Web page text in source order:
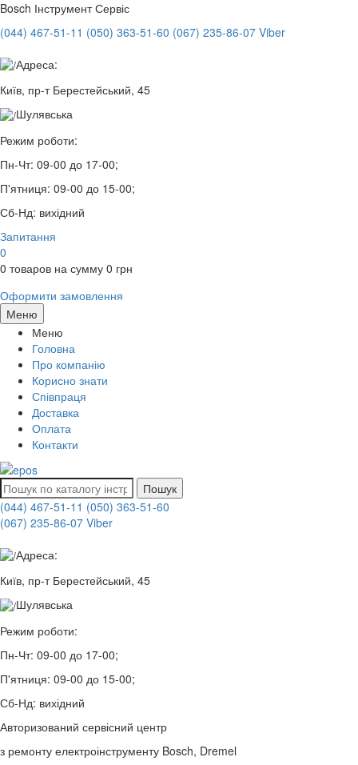
Bosch Інструмент Сервіс
(044) 467-51-11 (050) 363-51-60 (067) 235-86-07 Viber
Адреса:
Київ, пр-т Берестейський, 45
Шулявська
Режим роботи:
Пн-Чт: 09-00 до 17-00;
П'ятниця: 09-00 до 15-00;
Сб-Нд: вихідний
Запитання
0
0 товаров на сумму 0 грн
Оформити замовлення
Меню
Меню
Головна
Про компанію
Корисно знати
Співпраця
Доставка
Оплата
Контакти
Пошук
(044) 467-51-11 (050) 363-51-60
(067) 235-86-07 Viber
Адреса:
Київ, пр-т Берестейський, 45
Шулявська
Режим роботи:
Пн-Чт: 09-00 до 17-00;
П'ятниця: 09-00 до 15-00;
Сб-Нд: вихідний
Авторизований сервісний центр
з ремонту електроінструменту Bosch, Dremel